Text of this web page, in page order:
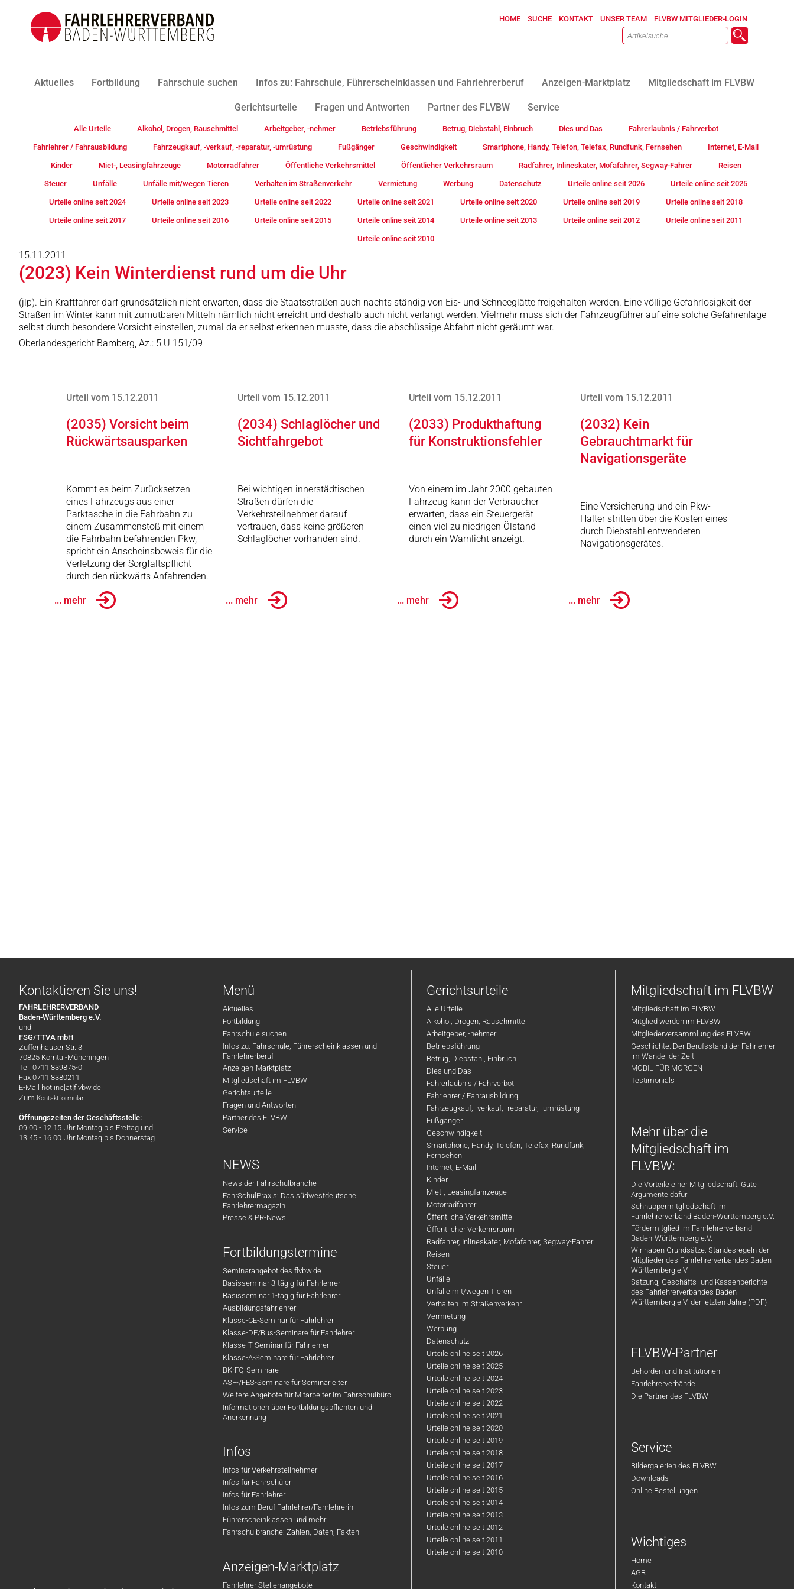
HOME SUCHE KONTAKT UNSER TEAM FLVBW MITGLIEDER-LOGIN
Aktuelles Fortbildung Fahrschule suchen Infos zu: Fahrschule, Führerscheinklassen und Fahrlehrerberuf Anzeigen-Marktplatz Mitgliedschaft im FLVBW
Gerichtsurteile Fragen und Antworten Partner des FLVBW Service
Alle Urteile Alkohol, Drogen, Rauschmittel Arbeitgeber, -nehmer Betriebsführung Betrug, Diebstahl, Einbruch Dies und Das Fahrerlaubnis / Fahrverbot
Fahrlehrer / Fahrausbildung Fahrzeugkauf, -verkauf, -reparatur, -umrüstung Fußgänger Geschwindigkeit Smartphone, Handy, Telefon, Telefax, Rundfunk, Fernsehen Internet, E-Mail
Kinder Miet-, Leasingfahrzeuge Motorradfahrer Öffentliche Verkehrsmittel Öffentlicher Verkehrsraum Radfahrer, Inlineskater, Mofafahrer, Segway-Fahrer Reisen
Steuer Unfälle Unfälle mit/wegen Tieren Verhalten im Straßenverkehr Vermietung Werbung Datenschutz Urteile online seit 2026 Urteile online seit 2025
Urteile online seit 2024 Urteile online seit 2023 Urteile online seit 2022 Urteile online seit 2021 Urteile online seit 2020 Urteile online seit 2019 Urteile online seit 2018
Urteile online seit 2017 Urteile online seit 2016 Urteile online seit 2015 Urteile online seit 2014 Urteile online seit 2013 Urteile online seit 2012 Urteile online seit 2011
Urteile online seit 2010
15.11.2011
(2023) Kein Winterdienst rund um die Uhr
(jlp). Ein Kraftfahrer darf grundsätzlich nicht erwarten, dass die Staatsstraßen auch nachts ständig von Eis- und Schneeglätte freigehalten werden. Eine völlige Gefahrlosigkeit der
Straßen im Winter kann mit zumutbaren Mitteln nämlich nicht erreicht und deshalb auch nicht verlangt werden. Vielmehr muss sich der Fahrzeugführer auf eine solche Gefahrenlage
selbst durch besondere Vorsicht einstellen, zumal da er selbst erkennen musste, dass die abschüssige Abfahrt nicht geräumt war.
Oberlandesgericht Bamberg, Az.: 5 U 151/09
Urteil vom 15.12.2011
(2035) Vorsicht beim
Rückwärtsausparken
Kommt es beim Zurücksetzen
eines Fahrzeugs aus einer
Parktasche in die Fahrbahn zu
einem Zusammenstoß mit einem
die Fahrbahn befahrenden Pkw,
spricht ein Anscheinsbeweis für die
Verletzung der Sorgfaltspflicht
durch den rückwärts Anfahrenden.
... mehr
Urteil vom 15.12.2011
(2034) Schlaglöcher und
Sichtfahrgebot
Bei wichtigen innerstädtischen
Straßen dürfen die
Verkehrsteilnehmer darauf
vertrauen, dass keine größeren
Schlaglöcher vorhanden sind.
... mehr
Urteil vom 15.12.2011
(2033) Produkthaftung
für Konstruktionsfehler
Von einem im Jahr 2000 gebauten
Fahrzeug kann der Verbraucher
erwarten, dass ein Steuergerät
einen viel zu niedrigen Ölstand
durch ein Warnlicht anzeigt.
... mehr
Urteil vom 15.12.2011
(2032) Kein
Gebrauchtmarkt für
Navigationsgeräte
Eine Versicherung und ein Pkw-
Halter stritten über die Kosten eines
durch Diebstahl entwendeten
Navigationsgerätes.
... mehr
Kontaktieren Sie uns!
FAHRLEHRERVERBAND
Baden-Württemberg e.V.
und
FSG/TTVA mbH
Zuffenhauser Str. 3
70825 Korntal-Münchingen
Tel. 0711 839875-0
Fax 0711 8380211
E-Mail hotline[at]flvbw.de
Zum Kontaktformular
Öffnungszeiten der Geschäftsstelle:
09.00 - 12.15 Uhr Montag bis Freitag und
13.45 - 16.00 Uhr Montag bis Donnerstag
Menü
Aktuelles
Fortbildung
Fahrschule suchen
Infos zu: Fahrschule, Führerscheinklassen und
Fahrlehrerberuf
Anzeigen-Marktplatz
Mitgliedschaft im FLVBW
Gerichtsurteile
Fragen und Antworten
Partner des FLVBW
Service
NEWS
News der Fahrschulbranche
FahrSchulPraxis: Das südwestdeutsche
Fahrlehrermagazin
Presse & PR-News
Fortbildungstermine
Seminarangebot des flvbw.de
Basisseminar 3-tägig für Fahrlehrer
Basisseminar 1-tägig für Fahrlehrer
Ausbildungsfahrlehrer
Klasse-CE-Seminar für Fahrlehrer
Klasse-DE/Bus-Seminare für Fahrlehrer
Klasse-T-Seminar für Fahrlehrer
Klasse-A-Seminare für Fahrlehrer
BKrFQ-Seminare
ASF-/FES-Seminare für Seminarleiter
Weitere Angebote für Mitarbeiter im Fahrschulbüro
Informationen über Fortbildungspflichten und
Anerkennung
Infos
Infos für Verkehrsteilnehmer
Infos für Fahrschüler
Infos für Fahrlehrer
Infos zum Beruf Fahrlehrer/Fahrlehrerin
Führerscheinklassen und mehr
Fahrschulbranche: Zahlen, Daten, Fakten
Anzeigen-Marktplatz
Fahrlehrer Stellenangebote
Gerichtsurteile
Alle Urteile
Alkohol, Drogen, Rauschmittel
Arbeitgeber, -nehmer
Betriebsführung
Betrug, Diebstahl, Einbruch
Dies und Das
Fahrerlaubnis / Fahrverbot
Fahrlehrer / Fahrausbildung
Fahrzeugkauf, -verkauf, -reparatur, -umrüstung
Fußgänger
Geschwindigkeit
Smartphone, Handy, Telefon, Telefax, Rundfunk,
Fernsehen
Internet, E-Mail
Kinder
Miet-, Leasingfahrzeuge
Motorradfahrer
Öffentliche Verkehrsmittel
Öffentlicher Verkehrsraum
Radfahrer, Inlineskater, Mofafahrer, Segway-Fahrer
Reisen
Steuer
Unfälle
Unfälle mit/wegen Tieren
Verhalten im Straßenverkehr
Vermietung
Werbung
Datenschutz
Urteile online seit 2026
Urteile online seit 2025
Urteile online seit 2024
Urteile online seit 2023
Urteile online seit 2022
Urteile online seit 2021
Urteile online seit 2020
Urteile online seit 2019
Urteile online seit 2018
Urteile online seit 2017
Urteile online seit 2016
Urteile online seit 2015
Urteile online seit 2014
Urteile online seit 2013
Urteile online seit 2012
Urteile online seit 2011
Urteile online seit 2010
Mitgliedschaft im FLVBW
Mitgliedschaft im FLVBW
Mitglied werden im FLVBW
Mitgliederversammlung des FLVBW
Geschichte: Der Berufsstand der Fahrlehrer
im Wandel der Zeit
MOBIL FÜR MORGEN
Testimonials
Mehr über die
Mitgliedschaft im
FLVBW:
Die Vorteile einer Mitgliedschaft: Gute
Argumente dafür
Schnuppermitgliedschaft im
Fahrlehrerverband Baden-Württemberg e.V.
Fördermitglied im Fahrlehrerverband
Baden-Württemberg e.V.
Wir haben Grundsätze: Standesregeln der
Mitglieder des Fahrlehrerverbandes Baden-
Württemberg e.V.
Satzung, Geschäfts- und Kassenberichte
des Fahrlehrerverbandes Baden-
Württemberg e.V. der letzten Jahre (PDF)
FLVBW-Partner
Behörden und Institutionen
Fahrlehrerverbände
Die Partner des FLVBW
Service
Bildergalerien des FLVBW
Downloads
Online Bestellungen
Wichtiges
Home
AGB
Kontakt